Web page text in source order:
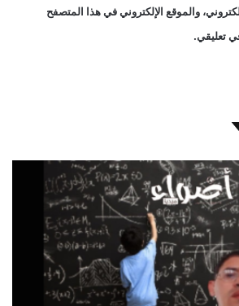
والموقع الإلكتروني في هذا المتصفح
تعليقي.